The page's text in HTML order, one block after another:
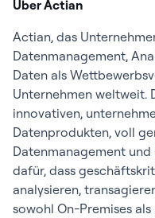
Über Actian
Actian, das
Datenmanagement,
Daten als
Unternehmen weltweit.
innovativen,
Datenprodukten, voll
Datenmanagement
dafür, dass
analysieren,
sowohl On-Premises